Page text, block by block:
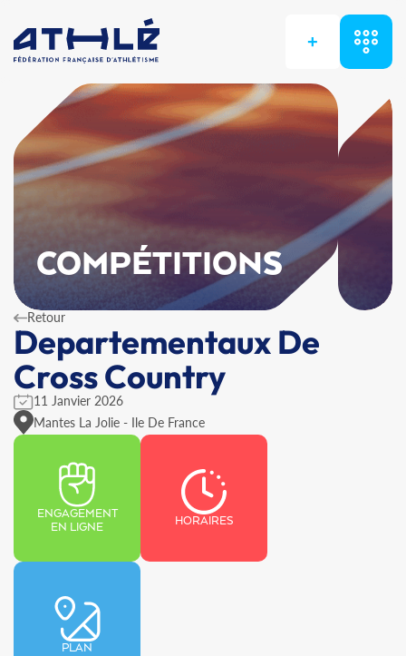
+
COMPÉTITIONS
Retour
Departementaux De
Cross Country
11 Janvier 2026
Mantes La Jolie - Ile De France
ENGAGEMENT
EN LIGNE
HORAIRES
PLAN